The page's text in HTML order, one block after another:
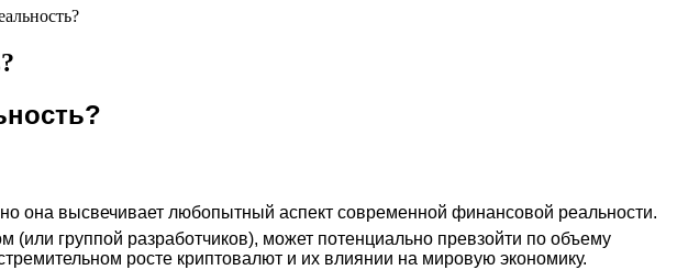
она высвечивает любопытный аспект современной финансовой реальности.
группой разработчиков), может потенциально превзойти по объему
росте криптовалют и их влиянии на мировую экономику.